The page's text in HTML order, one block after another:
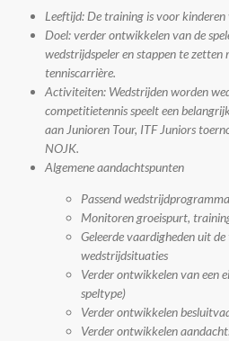
Leeftijd: De training is voor
Doel: verder ontwikkelen van de
wedstrijdspeler en stappen te zetten
tenniscarrière.
Activiteiten: Wedstrijden worden
competitietennis speelt een
aan Junioren Tour, ITF Juniors
NOJK.
Algemene aandachtspunten
Passend wedstrijdprogramma
Monitoren groeispurt,
Geleerde vaardigheden uit
wedstrijdsituaties
Verder ontwikkelen van een
speltype)
Verder ontwikkelen
Verder ontwikkelen